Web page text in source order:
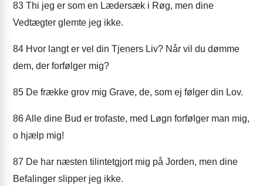
83 Thi jeg er som en Lædersæk i Røg, men dine
Vedtægter glemte jeg ikke.
84 Hvor langt er vel din Tjeners Liv? Når vil du dømme
dem, der forfølger mig?
85 De frække grov mig Grave, de, som ej følger din Lov.
86Alle dine Bud er trofaste, med Løgn forfølger man mig,
o hjælp mig!
87 De har næsten tilintetgjort mig på Jorden, men dine
Befalinger slipper jeg ikke.